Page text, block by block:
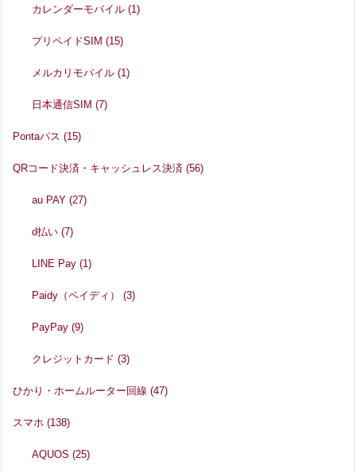
カレンダーモバイル(1)
プリペイドSIM(15)
メルカリモバイル(1)
日本通信SIM(7)
Pontaパス (15)
QRコード決済・キャッシュレス決済 (56)
au PAY(27)
d払い(7)
LINE Pay(1)
Paidy（ペイディ）(3)
PayPay(9)
クレジットカード(3)
ひかり・ホームルーター回線 (47)
スマホ (138)
AQUOS(25)